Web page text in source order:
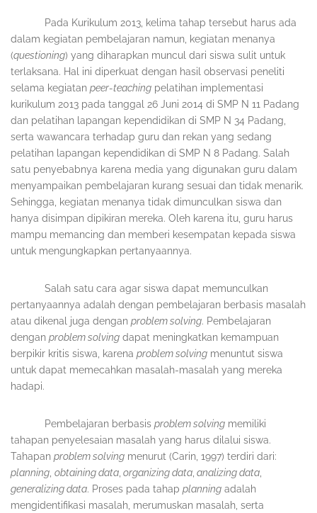
Pada Kurikulum 2013, kelima tahap tersebut harus ada
dalam kegiatan pembelajaran namun, kegiatan menanya
(questioning) yang diharapkan muncul dari siswa sulit untuk
terlaksana. Hal ini diperkuat dengan hasil observasi peneliti
selama kegiatan peer-teaching pelatihan implementasi
kurikulum 2013 pada tanggal 26 Juni 2014 di SMP N 11 Padang
dan pelatihan lapangan kependidikan di SMP N 34 Padang,
serta wawancara terhadap guru dan rekan yang sedang
pelatihan lapangan kependidikan di SMP N 8 Padang. Salah
satu penyebabnya karena media yang digunakan guru dalam
menyampaikan pembelajaran kurang sesuai dan tidak menarik.
Sehingga, kegiatan menanya tidak dimunculkan siswa dan
hanya disimpan dipikiran mereka. Oleh karena itu, guru harus
mampu memancing dan memberi kesempatan kepada siswa
untuk mengungkapkan pertanyaannya.
Salah satu cara agar siswa dapat memunculkan
pertanyaannya adalah dengan pembelajaran berbasis masalah
atau dikenal juga dengan problem solving. Pembelajaran
dengan problem solving dapat meningkatkan kemampuan
berpikir kritis siswa, karena problem solving menuntut siswa
untuk dapat memecahkan masalah-masalah yang mereka
hadapi.
Pembelajaran berbasis problem solving memiliki
tahapan penyelesaian masalah yang harus dilalui siswa.
Tahapan problem solving menurut (Carin, 1997) terdiri dari:
planning obtaining data organizing data analizing data
generalizing data. Proses pada tahap planning adalah
mengidentifikasi masalah, merumuskan masalah, serta